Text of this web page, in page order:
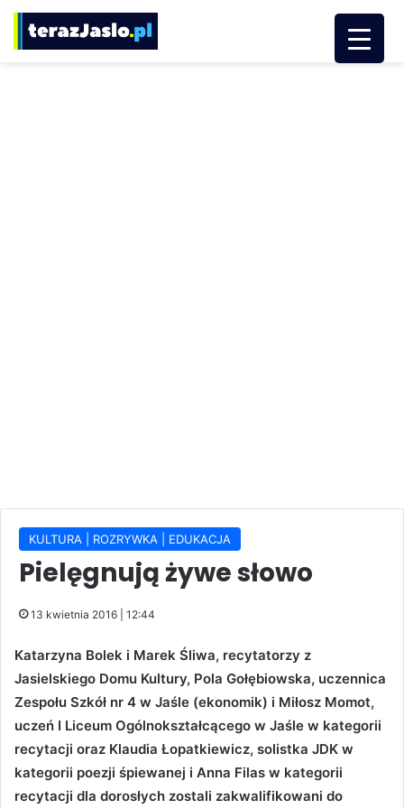
KULTURA | ROZRYWKA | EDUKACJA
Pielęgnują żywe słowo
13 kwietnia 2016 | 12:44
Katarzyna Bolek i Marek Śliwa, recytatorzy z
Jasielskiego Domu Kultury, Pola Gołębiowska, uczennica
Zespołu Szkół nr 4 w Jaśle (ekonomik) i Miłosz Momot,
uczeń I Liceum Ogólnokształcącego w Jaśle w kategorii
recytacji oraz Klaudia Łopatkiewicz, solistka JDK w
kategorii poezji śpiewanej i Anna Filas w kategorii
recytacji dla dorosłych zostali zakwalifikowani do